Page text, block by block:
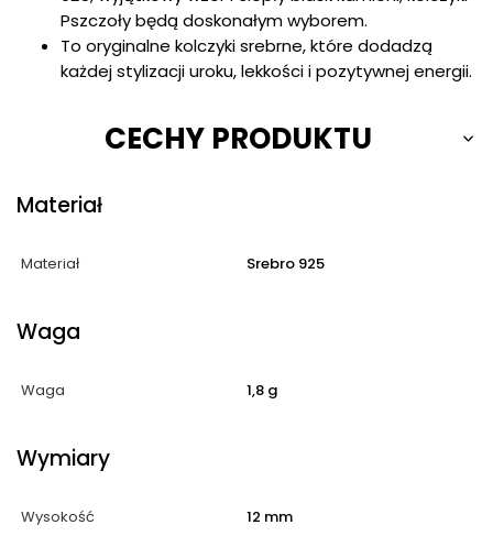
Pszczoły będą doskonałym wyborem.
To oryginalne kolczyki srebrne, które dodadzą
każdej stylizacji uroku, lekkości i pozytywnej energii.
CECHY PRODUKTU
Materiał
Materiał Srebro 925
Waga
Waga 1,8 g
Wymiary
Wysokość
12 mm